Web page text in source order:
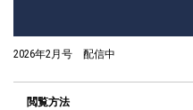
2026年2月号 配信中
閲覧方法